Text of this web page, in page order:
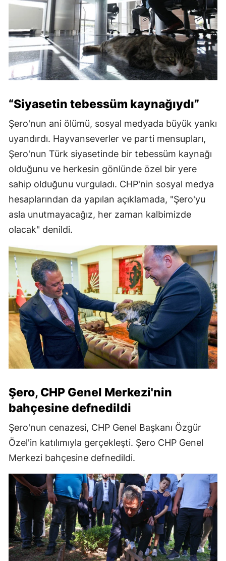
“Siyasetin tebessüm kaynağıydı”
Şero'nun ani ölümü, sosyal medyada büyük yankı
uyandırdı. Hayvanseverler ve parti mensupları,
Şero'nun Türk siyasetinde bir tebessüm kaynağı
olduğunu ve herkesin gönlünde özel bir yere
sahip olduğunu vurguladı. CHP'nin sosyal medya
hesaplarından da yapılan açıklamada, "Şero'yu
asla unutmayacağız, her zaman kalbimizde
olacak" denildi.
Şero, CHP Genel Merkezi'nin
bahçesine defnedildi
Şero'nun cenazesi, CHP Genel Başkanı Özgür
Özel'in katılımıyla gerçekleşti. Şero CHP Genel
Merkezi bahçesine defnedildi.